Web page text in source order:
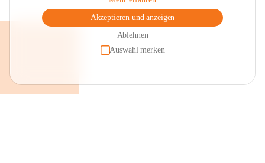
Akzeptieren und anzeigen
Ablehnen
Auswahl merken